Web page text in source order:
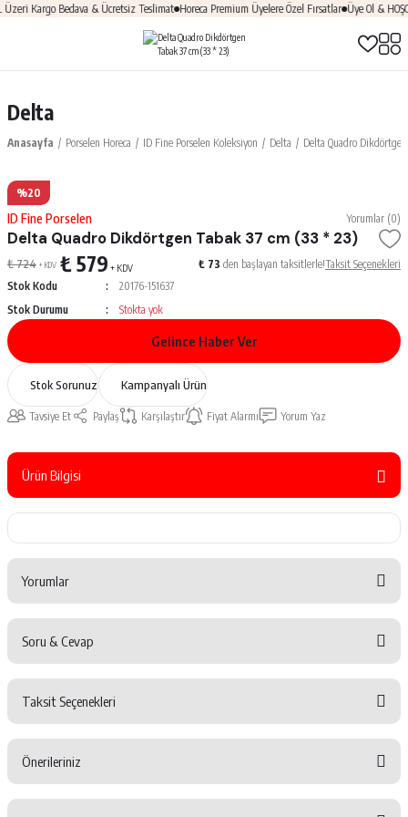
Kargo Bedava & Ücretsiz Teslimat Horeca Premium Üyelere Özel Fırsatlar Üye Ol &
Delta
Anasayfa Porselen Horeca ID Fine Porselen Koleksiyon Delta Delta Quadro
%20
ID Fine Porselen Yorumlar (0)
Delta Quadro Dikdörtgen Tabak 37 cm (33 * 23)
₺ 724 + KDV ₺ 579 + KDV ₺ 73 den başlayan taksitlerle!Taksit Seçenekleri
Stok Kodu
20176-151637
Stok Durumu
Stokta yok
Gelince Haber Ver
Stok Sorunuz Kampanyalı Ürün
Tavsiye Et Paylaş Karşılaştır Fiyat Alarmı Yorum Yaz
Ürün Bilgisi
Yorumlar
Yorum Yaz
Soru & Cevap
Soru Sor
Taksit Seçenekleri
Önerileriniz